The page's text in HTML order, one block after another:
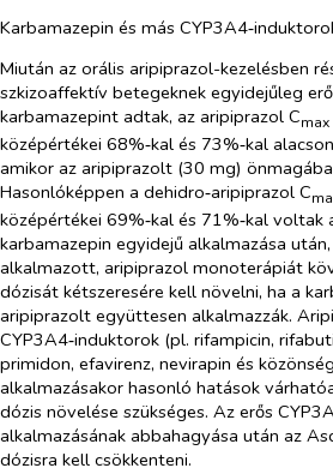
Karbamazepin és más
Miután az orális aripiprazol-kezelésben
szkizoaffektív betegeknek egyidejűleg
karbamazepint adtak, az aripiprazol Cmax
középértékei 68%‑kal és 73%‑kal
amikor az aripiprazolt (30 mg)
Hasonlóképpen a dehidro‑aripiprazol C
középértékei 69%‑kal és 71%‑kal voltak
karbamazepin egyidejű alkalmazása
alkalmazott, aripiprazol monoterápiát
dózisát kétszeresére kell növelni, ha a
aripiprazolt együttesen alkalmazzák.
CYP3A4‑induktorok (pl. rifampicin,
primidon, efavirenz, nevirapin és
alkalmazásakor hasonló hatások
dózis növelése szükséges. Az erős
alkalmazásának abbahagyása után az
dózisra kell csökkenteni.